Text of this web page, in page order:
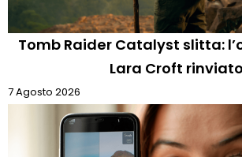
Tomb Raider Catalyst slitta:
Lara Croft rinviato
7 Agosto 2026